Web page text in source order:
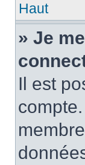
Haut
» Je
Il est